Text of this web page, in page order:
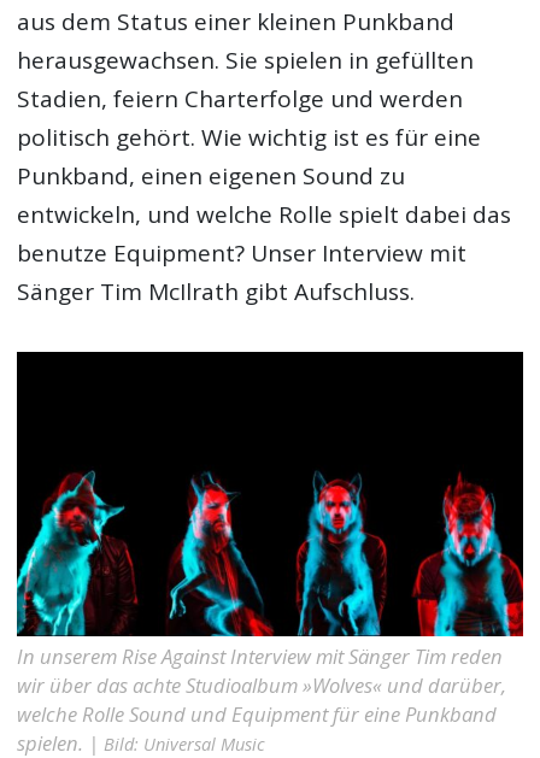
aus dem Status einer kleinen Punkband
herausgewachsen. Sie spielen in gefüllten
Stadien, feiern Charterfolge und werden
politisch gehört. Wie wichtig ist es für eine
Punkband, einen eigenen Sound zu
entwickeln, und welche Rolle spielt dabei das
benutze Equipment? Unser Interview mit
Sänger Tim McIlrath gibt Aufschluss.
In unserem Rise Against Interview mit Sänger Tim reden
wir über das achte Studioalbum »Wolves« und darüber,
welche Rolle Sound und Equipment für eine Punkband
spielen. | Bild: Universal Music